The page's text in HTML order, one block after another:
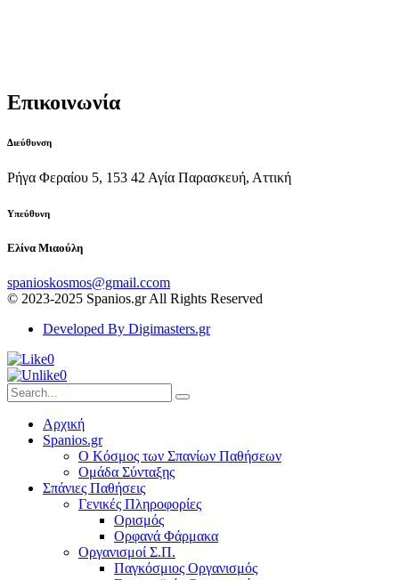
Επικοινωνία
Διεύθυνση
Ρήγα Φεραίου 5, 153 42 Αγία Παρασκευή, Αττική
Υπεύθυνη
Ελίνα Μιαούλη
spanioskosmos@gmail.ccom
© 2023-2025 Spanios.gr All Rights Reserved
Developed By Digimasters.gr
0
0
Αρχική
Spanios.gr
Ο Κόσμος των Σπανίων Παθήσεων
Ομάδα Σύνταξης
Σπάνιες Παθήσεις
Γενικές Πληροφορίες
Ορισμός
Ορφανά Φάρμακα
Οργανισμοί Σ.Π.
Παγκόσμιος Οργανισμός